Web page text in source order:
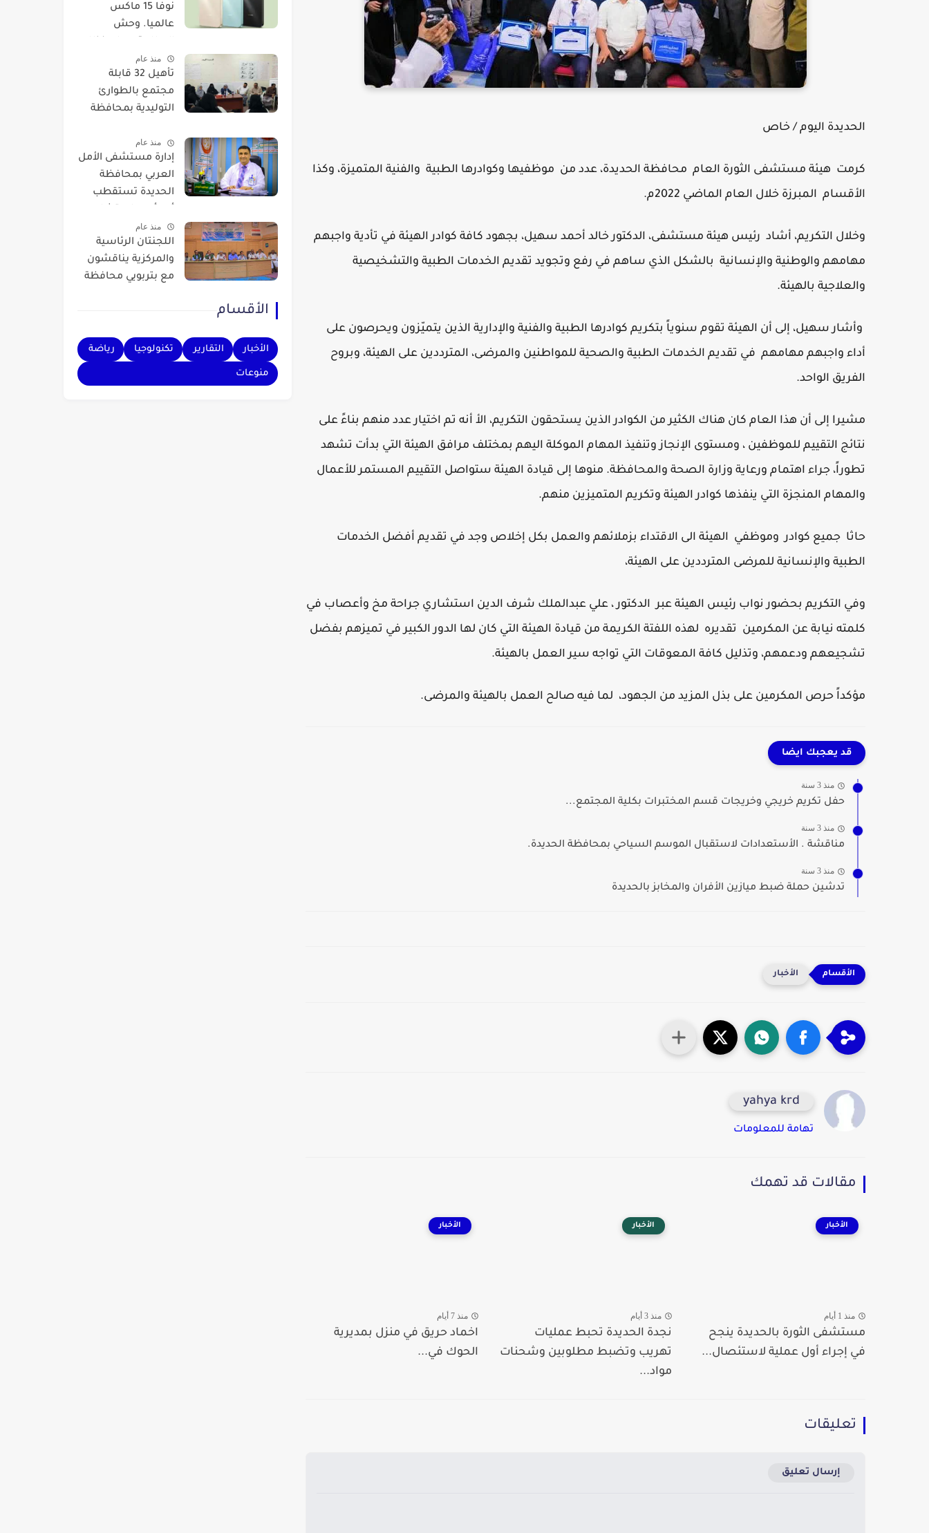
الحديدة اليوم / خاص
كرمت هيئة مستشفى الثورة العام محافظة الحديدة، عدد من موظفيها وكوادرها الطبية والفنية المتميزة، وكذا
الأقسام المبرزة خلال العام الماضي 2022م.
وخلال التكريم، أشاد رئيس هيئة مستشفى، الدكتور خالد أحمد سهيل، بجهود كافة كوادر الهيئة في تأدية واجبهم
مهامهم والوطنية والإنسانية بالشكل الذي ساهم في رفع وتجويد تقديم الخدمات الطبية والتشخيصية
والعلاجية بالهيئة.
وأشار سهيل، إلى أن الهيئة تقوم سنوياً بتكريم كوادرها الطبية والفنية والإدارية الذين يتميّزون ويحرصون على
أداء واجبهم مهامهم في تقديم الخدمات الطبية والصحية للمواطنين والمرضى، المترددين على الهيئة، وبروح
الفريق الواحد.
مشيرا إلى أن هذا العام كان هناك الكثير من الكوادر الذين يستحقون التكريم، الأ أنه تم اختيار عدد منهم بناءً على
نتائج التقييم للموظفين ، ومستوى الإنجاز وتنفيذ المهام الموكلة اليهم بمختلف مرافق الهيئة التي بدأت تشهد
تطوراً، جراء اهتمام ورعاية وزارة الصحة والمحافظة. منوها إلى قيادة الهيئة ستواصل التقييم المستمر للأعمال
والمهام المنجزة التي ينفذها كوادر الهيئة وتكريم المتميزين منهم.
حاثا جميع كوادر وموظفي الهيئة الى الاقتداء بزملائهم والعمل بكل إخلاص وجد في تقديم أفضل الخدمات
الطبية والإنسانية للمرضى المترددين على الهيئة،
وفي التكريم بحضور نواب رئيس الهيئة عبر الدكتور ، علي عبدالملك شرف الدين استشاري جراحة مخ وأعصاب في
كلمته نيابة عن المكرمين تقديره لهذه اللفتة الكريمة من قيادة الهيئة التي كان لها الدور الكبير في تميزهم بفضل
تشجيعهم ودعمهم، وتذليل كافة المعوقات التي تواجه سير العمل بالهيئة.
مؤكداً حرص المكرمين على بذل المزيد من الجهود، لما فيه صالح العمل بالهيئة والمرضى.
قد يعجبك ايضا
منذ 3 سنة
حفل تكريم خريجي وخريجات قسم المختبرات بكلية المجتمع...
منذ 3 سنة
مناقشة . الأستعدادات لاستقبال الموسم السياحي بمحافظة الحديدة.
منذ 3 سنة
تدشين حملة ضبط ميازين الأفران والمخابز بالحديدة
الأخبار
yahya krd
تهامة للمعلومات
مقالات قد تهمك
الأخبار
منذ 1 أيام
مستشفى الثورة بالحديدة ينجح
في إجراء أول عملية لاستئصال...
الأخبار
منذ 3 أيام
نجدة الحديدة تحبط عمليات
تهريب وتضبط مطلوبين وشحنات
مواد...
الأخبار
منذ 7 أيام
اخماد حريق في منزل بمديرية
الحوك في...
تعليقات
إرسال تعليق
نوفا 15 ماكس
عالميا. وحش
EMUI 14.
منذ عام
تأهيل 32 قابلة
مجتمع بالطوارئ
التوليدية بمحافظة
منذ عام
إدارة مستشفى الأمل
العربي بمحافظة
الحديدة تستقطب
العيون.
منذ عام
اللجنتان الرئاسية
والمركزية يناقشون
مع بتربويي محافظة
الأقسام
الأخبار التقارير تكنولوجيا رياضة
منوعات